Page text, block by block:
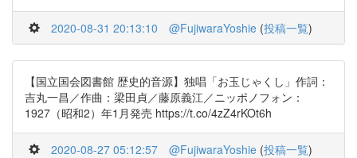
2020-08-31 20:13:10 @FujiwaraYoshie (投稿一覧)
【国立国会図書館 歴史的音源】独唱「お玉じゃくし」作詞：
吉丸一昌／作曲：梁田貞／藤原義江／ニッポノフォン：
1927（昭和2）年1月発売 https://t.co/4zZ4rKOt6h
2020-08-27 05:12:57 @FujiwaraYoshie (投稿一覧)